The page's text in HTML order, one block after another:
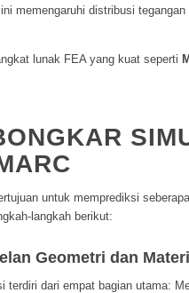
memengaruhi distribusi
lunak FEA yang kuat seperti
untuk memprediksi
langkah berikut:
Geometri dan
terdiri dari empat bagian utama: